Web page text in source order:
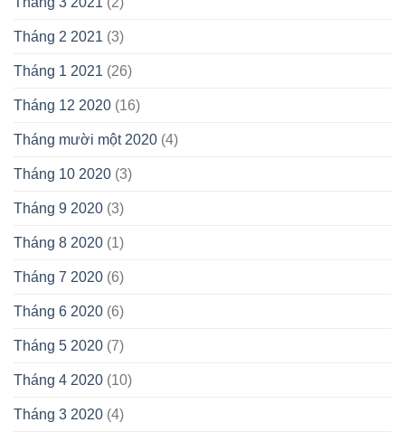
Tháng 2 2021 (3)
Tháng 1 2021 (26)
Tháng 12 2020 (16)
Tháng mười một 2020 (4)
Tháng 10 2020 (3)
Tháng 9 2020 (3)
Tháng 8 2020 (1)
Tháng 7 2020 (6)
Tháng 6 2020 (6)
Tháng 5 2020 (7)
Tháng 4 2020 (10)
Tháng 3 2020 (4)